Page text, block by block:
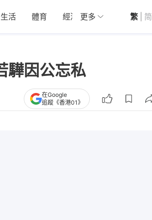
生活 體育 經濟 01深圳 觀點
更多 繁 简
驊因公忘私
在Google
追蹤《香港01》